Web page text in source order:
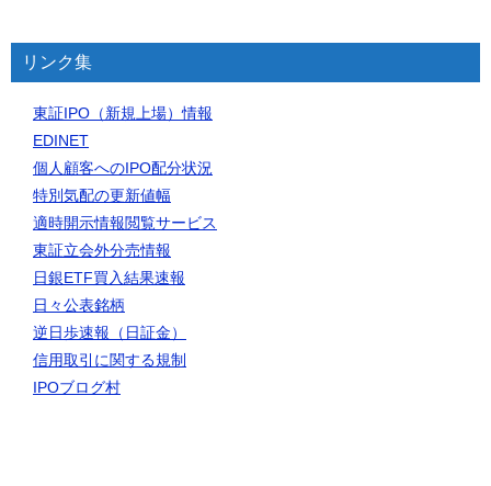
リンク集
東証IPO（新規上場）情報
EDINET
個人顧客へのIPO配分状況
特別気配の更新値幅
適時開示情報閲覧サービス
東証立会外分売情報
日銀ETF買入結果速報
日々公表銘柄
逆日歩速報（日証金）
信用取引に関する規制
IPOブログ村